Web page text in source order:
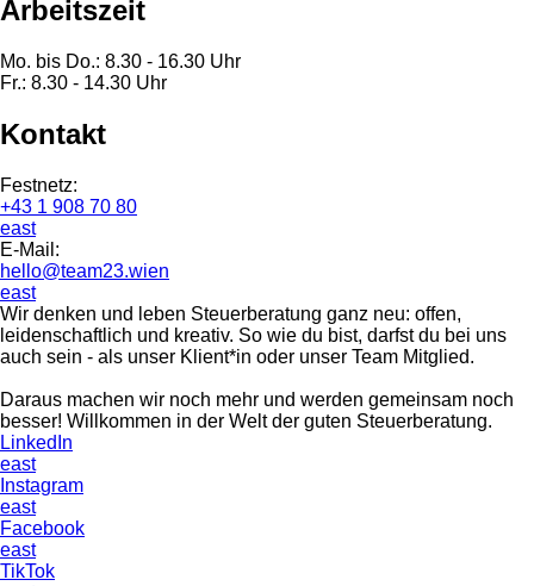
Arbeitszeit
Mo. bis Do.: 8.30 - 16.30 Uhr
Fr.: 8.30 - 14.30 Uhr
Kontakt
Festnetz:
+43 1 908 70 80
east
E-Mail:
hello@team23.wien
east
Wir denken und leben Steuerberatung ganz neu: offen,
leidenschaftlich und kreativ. So wie du bist, darfst du bei uns
auch sein - als unser Klient*in oder unser Team Mitglied.
Daraus machen wir noch mehr und werden gemeinsam noch
besser! Willkommen in der Welt der guten Steuerberatung.
LinkedIn
east
Instagram
east
Facebook
east
TikTok